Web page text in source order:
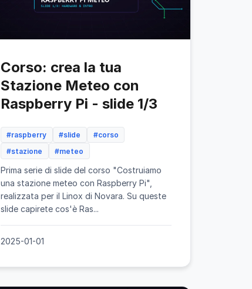
Corso: crea la tua
Stazione Meteo con
Raspberry Pi - slide 1/3
#raspberry #slide
#corso
#stazione
#meteo
Prima serie di slide del corso "Costruiamo
una stazione meteo con Raspberry Pi",
realizzata per il Linox di Novara. Su queste
slide capirete cos'è Ras...
2025-01-01